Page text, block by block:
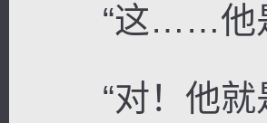
“这……他是
“对！他就